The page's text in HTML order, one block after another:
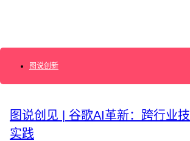
图说创新
图说创见 | 谷歌AI革新：跨行业
实践